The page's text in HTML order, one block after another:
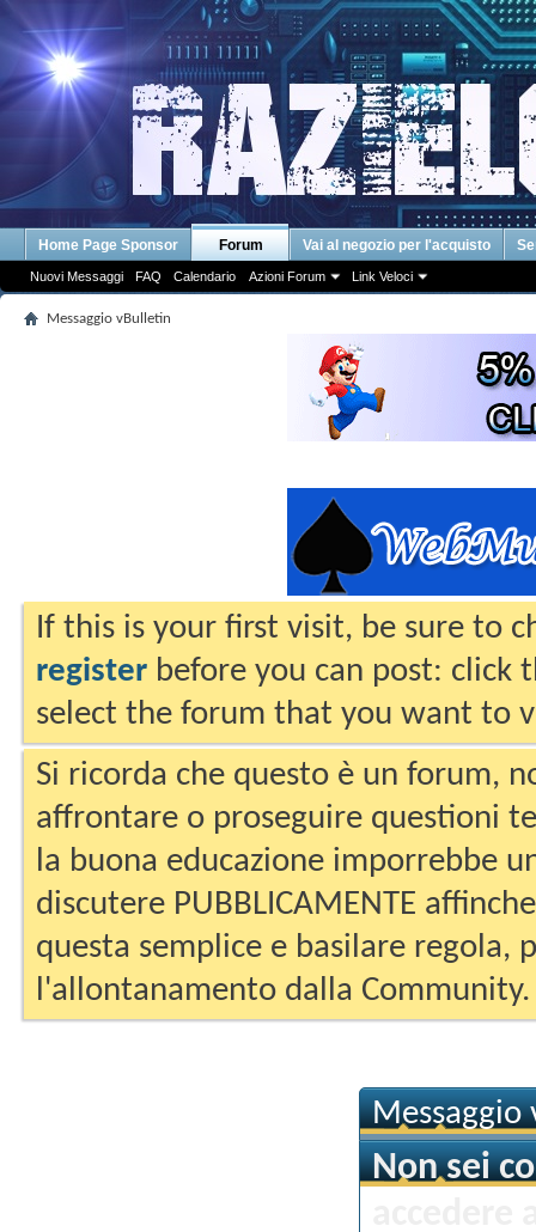
Home Page Sponsor Forum
Nuovi Messaggi FAQ Calendario Azioni Forum Link Veloci
Vai al negozio per l'acquisto
Messaggio vBulletin
If this is your first visit, be sure to
register before you can post: click
select the forum that you want to
Si ricorda che questo è un forum,
affrontare o proseguire questioni
la buona educazione imporrebbe
discutere PUBBLICAMENTE
questa semplice e basilare regola,
l'allontanamento dalla Community.
Messaggio
Non sei